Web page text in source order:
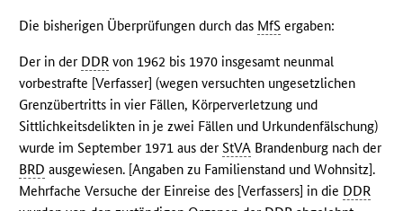
Die bisherigen Überprüfungen durch das MfS ergaben:
Der in der DDR von 1962 bis 1970 insgesamt neunmal
vorbestrafte [Verfasser] (wegen versuchten ungesetzlichen
Grenzübertritts in vier Fällen, Körperverletzung und
Sittlichkeitsdelikten in je zwei Fällen und Urkundenfälschung)
wurde im September 1971 aus derStVA Brandenburg nach der
BRD ausgewiesen. [Angaben zu Familienstand und Wohnsitz].
Mehrfache Versuche der Einreise des [Verfassers] in die DDR